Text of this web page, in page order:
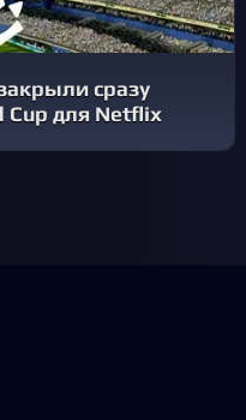
сразу
Cup для Netflix